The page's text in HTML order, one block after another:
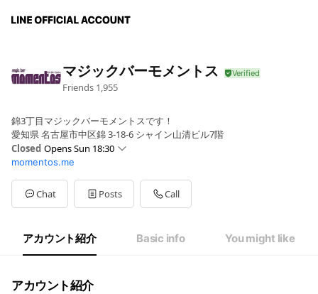
マジックバーモメントス
Friends 1,955
錦3丁目マジックバーモメントスです！
愛知県 名古屋市中区錦 3-18-6 シャイン山清ビル7階
Closed Opens Sun 18:30
Sun18:30 - :00
Mon19:00 - 01:00
Tue19: - 01:
Wed19: - 01:
19: - 01:
Sat19: - 01:
平日 19：00～翌1：00 日曜 18：30～24：00
momentos.me
Chat Posts Call
アカウント紹介 Basic info You might like
アカウント紹介